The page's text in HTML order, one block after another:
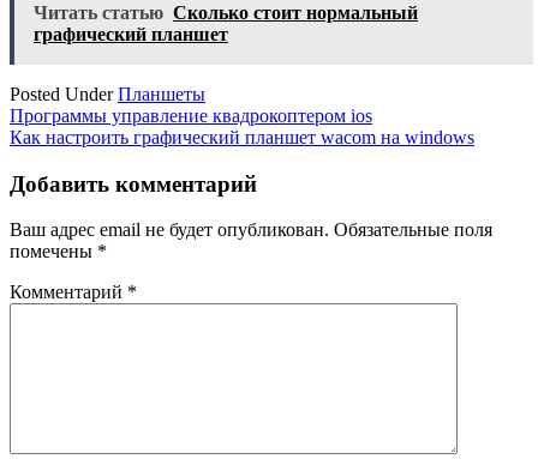
Читать статью Сколько стоит нормальный
графический планшет
Posted UnderПланшеты
Навигация
по
записям
Программы управление квадрокоптером ios
Как настроить графический планшет wacom на windows
Добавить комментарий
Ваш адрес email не будет опубликован. Обязательные поля
помечены *
Комментарий *